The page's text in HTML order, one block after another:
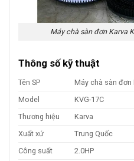
Máy chà sàn đơn Karva
Thông số kỹ thuật
Tên SP
Máy chà sàn đơn
Model
KVG-17C
Thương hiệu
Karva
Xuất xứ
Trung Quốc
Công suất
2.0HP